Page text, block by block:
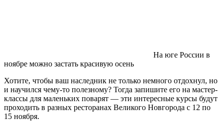
На юге России в
ноябре можно застать красивую осень
Хотите, чтобы ваш наследник не только немного отдохнул, но
и научился чему-то полезному? Тогда запишите его на мастер-
классы для маленьких поварят — эти интересные курсы будут
проходить в разных ресторанах Великого Новгорода с 12 по
15 ноября.